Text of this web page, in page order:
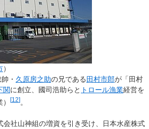
）
・ 久原房之助の兄である 田村市郎が「田村
関に創立、國司浩助らと トロール漁業経営を
[12]。
会社山神組の増資を引き受け、日本水産株式